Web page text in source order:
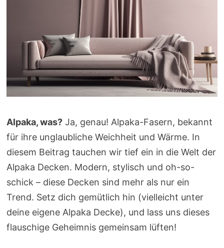
Alpaka, was?Ja, genau! Alpaka-Fasern, bekannt
für ihre unglaubliche Weichheit und Wärme. In
diesem Beitrag tauchen wir tief ein in die Welt der
Alpaka Decken. Modern, stylisch und oh-so-
schick – diese Decken sind mehr als nur ein
Trend. Setz dich gemütlich hin (vielleicht unter
deine eigene Alpaka Decke), und lass uns dieses
flauschige Geheimnis gemeinsam lüften!